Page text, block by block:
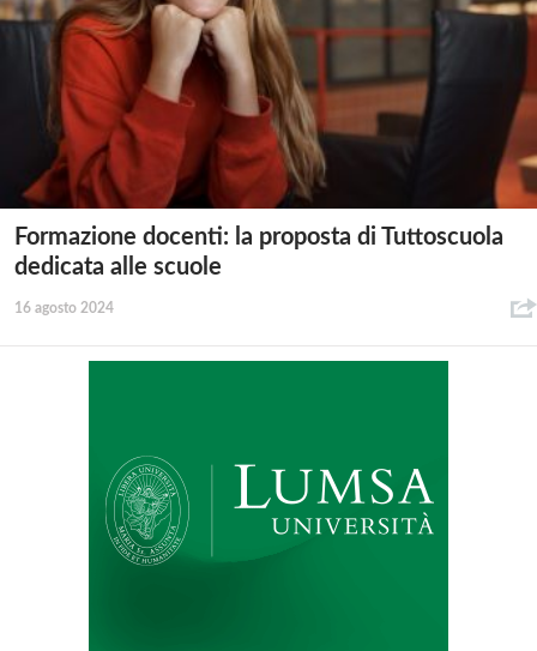
Formazione docenti: la proposta di Tuttoscuola
dedicata alle scuole
16 agosto 2024